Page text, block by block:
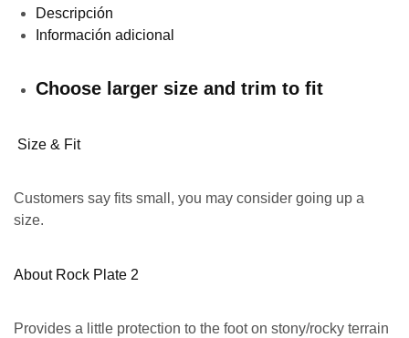
Descripción
Información adicional
Choose larger size and trim to fit
Size & Fit
Customers say fits small, you may consider going up a
size.
About Rock Plate 2
Provides a little protection to the foot on stony/rocky terrain